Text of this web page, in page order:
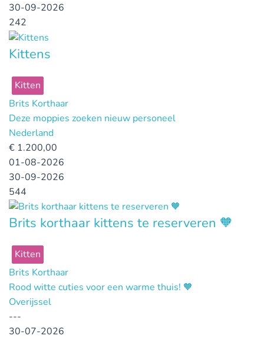
30-09-2026
242
Kittens
Kitten
Brits Korthaar
Deze moppies zoeken nieuw personeel
Nederland
€ 1.200,00
01-08-2026
30-09-2026
544
Brits korthaar kittens te reserveren 🧡
Kitten
Brits Korthaar
Rood witte cuties voor een warme thuis! 🧡
Overijssel
---
30-07-2026